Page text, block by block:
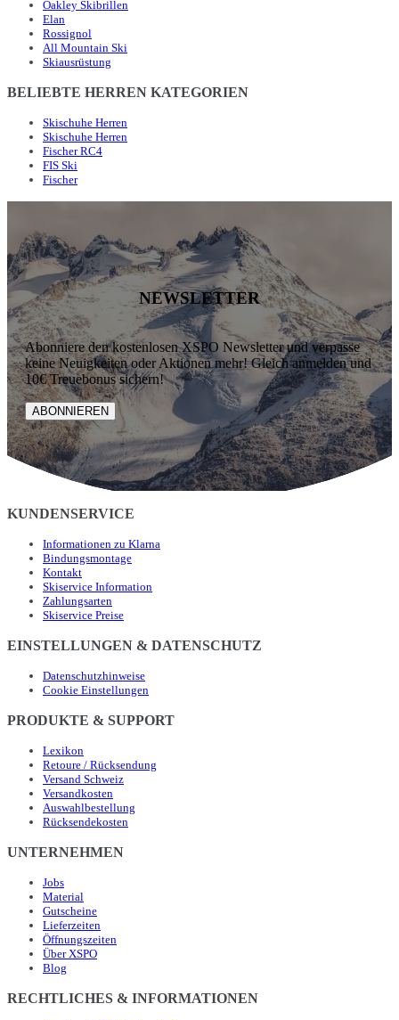
Oakley Skibrillen
Elan
Rossignol
All Mountain Ski
Skiausrüstung
BELIEBTE HERREN KATEGORIEN
Skischuhe Herren
Skischuhe Herren
Fischer RC4
FIS Ski
Fischer
NEWSLETTER
Abonniere den kostenlosen XSPO Newsletter und verpasse
keine Neuigkeiten oder Aktionen mehr! Gleich anmelden und
10€ Treuebonus sichern!
ABONNIEREN
KUNDENSERVICE
Informationen zu Klarna
Bindungsmontage
Kontakt
Skiservice Information
Zahlungsarten
Skiservice Preise
EINSTELLUNGEN & DATENSCHUTZ
Datenschutzhinweise
Cookie Einstellungen
PRODUKTE & SUPPORT
Lexikon
Retoure / Rücksendung
Versand Schweiz
Versandkosten
Auswahlbestellung
Rücksendekosten
UNTERNEHMEN
Jobs
Material
Gutscheine
Lieferzeiten
Öffnungszeiten
Über XSPO
Blog
RECHTLICHES & INFORMATIONEN